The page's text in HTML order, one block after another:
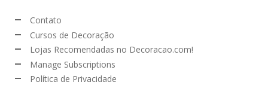
Contato
Cursos de Decoração
Lojas Recomendadas no Decoracao.com!
Manage Subscriptions
Política de Privacidade